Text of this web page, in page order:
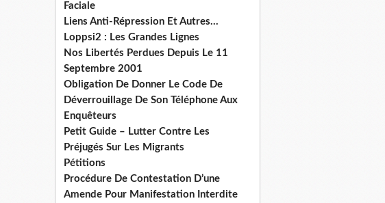
Faciale
Liens Anti-Répression Et Autres...
Loppsi2 : Les Grandes Lignes
Nos Libertés Perdues Depuis Le 11
Septembre 2001
Obligation De Donner Le Code De
Déverrouillage De Son Téléphone Aux
Enquêteurs
Petit Guide – Lutter Contre Les
Préjugés Sur Les Migrants
Pétitions
Procédure De Contestation D’une
Amende Pour Manifestation Interdite